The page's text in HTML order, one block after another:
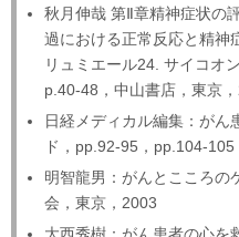
秋月伸哉 第Ⅱ章精神症状の
過における正常反応と精神
リュミエール24. サイコオ
p.40-48，中山書店，東京
日経メディカル編集：がん
ド，pp.92-95，pp.104-
明智龍男：がんとこころの
会，東京，2003